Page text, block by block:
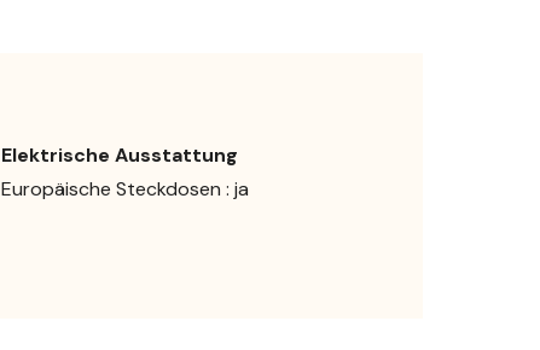
Elektrische Ausstattung
Europäische Steckdosen : ja